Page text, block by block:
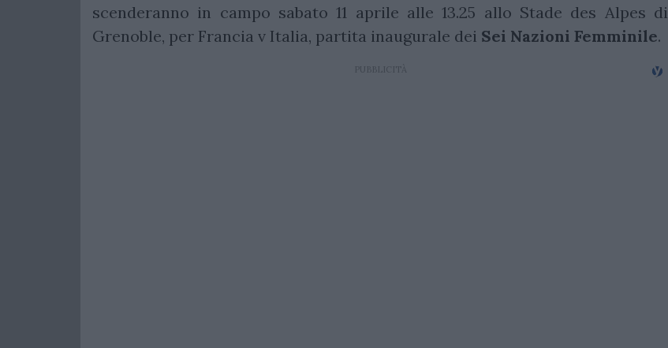
scenderanno in campo sabato 11 aprile alle 13.25 allo Stade des Alpes di
Grenoble, per Francia v Italia, partita inaugurale dei Sei Nazioni Femminile.